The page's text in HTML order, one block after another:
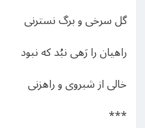
گل سرخی و برگ نسترنی
راهیان را رَهی نبُد که نبود
خالی از شبروی و راهزنی
***